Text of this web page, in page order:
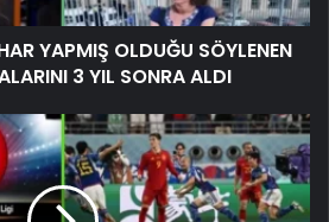
YAPMIŞ OLDUĞU SÖYLENEN
3 YIL SONRA ALDI